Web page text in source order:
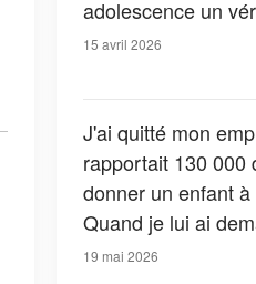
adolescence un
– Lorsqu'elle s'est
15 avril 2026
J'ai quitté mon
rapportait 130 000
donner un enfant
Quand je lui ai
dollars pour
19 mai 2026